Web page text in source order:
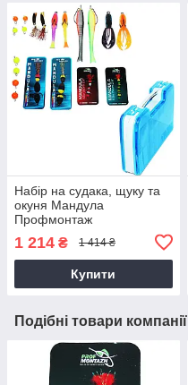
Набір на судака, щуку та
окуня Мандула
Профмонтаж
1 214 ₴ 1 414 ₴
Купити
Подібні товари компанії